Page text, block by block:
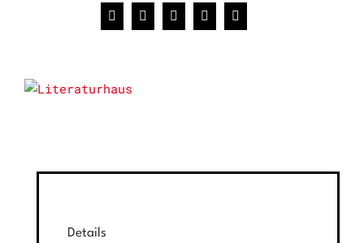
Facebook
X WhatsAppPinterest
E-
Mail
Details